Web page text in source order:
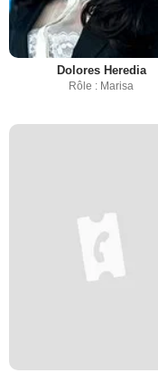
Dolores Heredia
Rôle : Marisa